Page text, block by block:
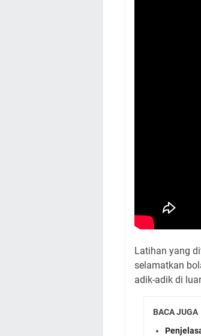
Latihan yang
selamatkan
adik-adik di
BACA JUGA